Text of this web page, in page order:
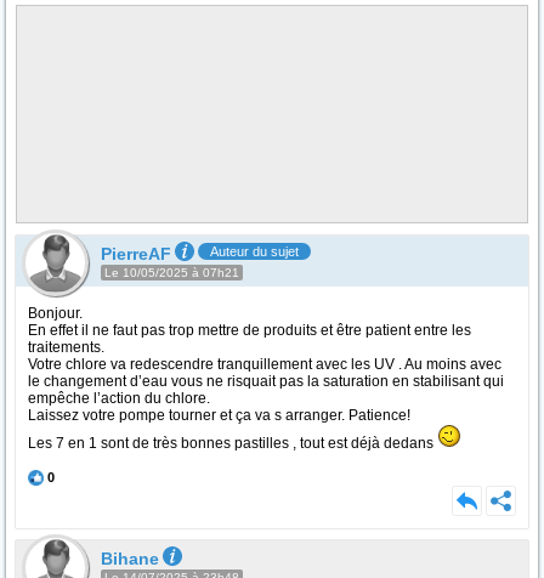
PierreAF Auteur du sujet
Le 10/05/2025 à 07h21
Bonjour.
En effet il ne faut pas trop mettre de produits et être patient entre les
traitements.
Votre chlore va redescendre tranquillement avec les UV . Au moins avec
le changement d’eau vous ne risquait pas la saturation en stabilisant qui
empêche l’action du chlore.
Laissez votre pompe tourner et ça va s arranger. Patience!
Les 7 en 1 sont de très bonnes pastilles , tout est déjà dedans
0
Bihane